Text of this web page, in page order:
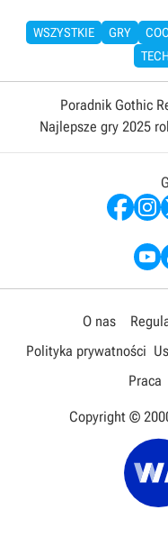
WSZYSTKIE GRY
TECH
Poradnik Gothic
Najlepsze gry 2025
O nas
Polityka prywatności
Praca
Copyright ©